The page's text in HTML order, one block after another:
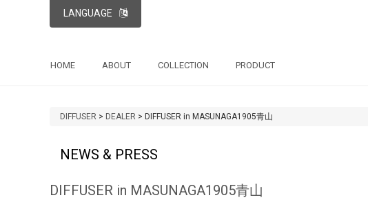
LANGUAGE
HOME ABOUT COLLECTION PRODUCT
DIFFUSER > DEALER > DIFFUSER in MASUNAGA1905青山
NEWS & PRESS
DIFFUSER in MASUNAGA1905青山